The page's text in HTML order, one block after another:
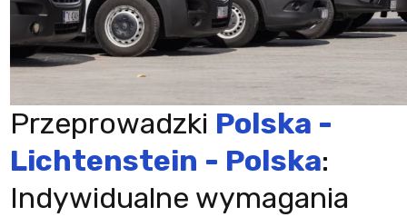
Przeprowadzki Polska -
Lichtenstein - Polska:
Indywidualne wymagania